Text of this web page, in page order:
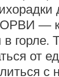
ОРВИ —
горле.
от
с